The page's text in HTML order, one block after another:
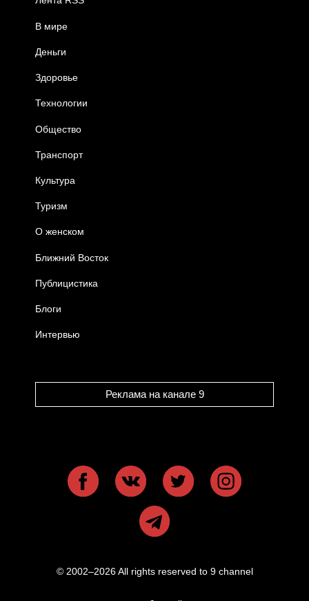
В мире
Деньги
Здоровье
Технологии
Общество
Транспорт
Культура
Туризм
О женском
Ближний Восток
Публицистика
Блоги
Интервью
Реклама на канале 9
© 2002–2026 All rights reserved to 9 channel